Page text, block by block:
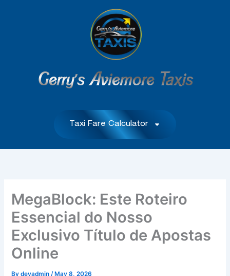
Gerry's Aviemore Taxis
Taxi Fare Calculator
MegaBlock: Este Roteiro
Essencial do Nosso
Exclusivo Título de Apostas
Online
Bydevadmin/ May 8, 2026